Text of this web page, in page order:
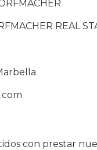
REAL
con prestar